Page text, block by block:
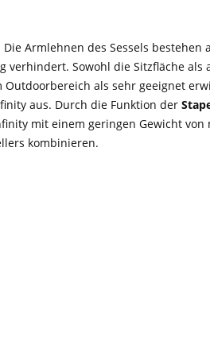
Die Armlehnen des Sessels bestehen
Sowohl die Sitzfläche als
als sehr geeignet
aus. Durch die Funktion der
mit einem geringen Gewicht von
kombinieren.